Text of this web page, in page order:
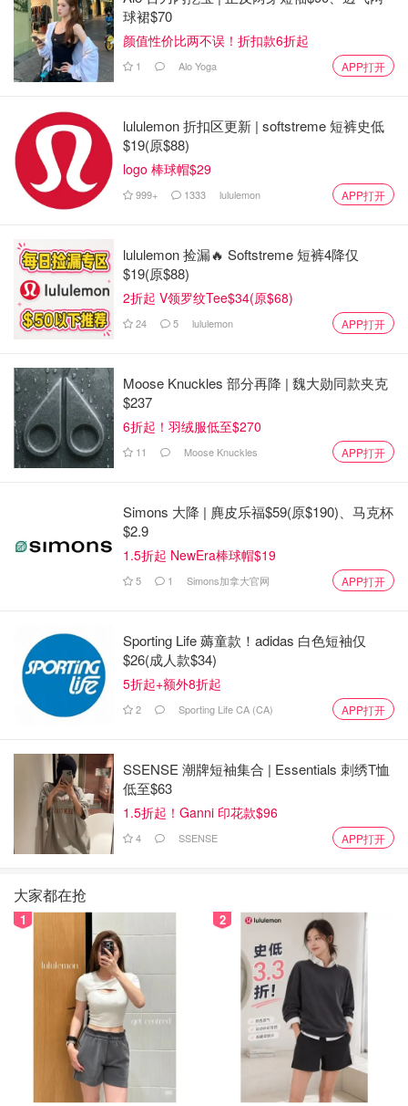
YSL 1号唇釉
最近的心头好，以前总觉得太红了
使用次数很少，最近觉得薄涂更好看耶
元气满满的草莓红🍓
非常适合日常使用
陈YY567
球裙$70
颜值性价比两不误！折扣款6折起
1 Alo Yoga APP打开
lululemon 折扣区更新 | softstreme 短裤史低
$19(原$88)
logo 棒球帽$29
999+ 1333 lululemon APP打开
lululemon 捡漏🔥 Softstreme 短裤4降仅
$19(原$88)
2折起 V领罗纹Tee$34(原$68)
24 5 lululemon APP打开
Moose Knuckles 部分再降 | 魏大勋同款夹克
$237
6折起！羽绒服低至$270
11 Moose Knuckles APP打开
Simons 大降 | 麂皮乐福$59(原$190)、马克杯
$2.9
1.5折起 NewEra棒球帽$19
5 1 Simons加拿大官网 APP打开
Sporting Life 薅童款！adidas 白色短袖仅
$26(成人款$34)
5折起+额外8折起
2 Sporting Life CA (CA) APP打开
SSENSE 潮牌短袖集合 | Essentials 刺绣T恤
低至$63
1.5折起！Ganni 印花款$96
4 SSENSE APP打开
大家都在抢
1 2